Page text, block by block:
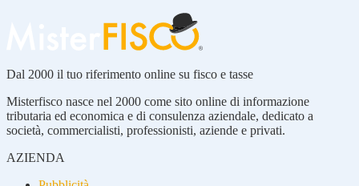
Dal 2000 il tuo riferimento online su fisco e tasse
Misterfisco nasce nel 2000 come sito online di informazione
tributaria ed economica e di consulenza aziendale, dedicato a
società, commercialisti, professionisti, aziende e privati.
AZIENDA